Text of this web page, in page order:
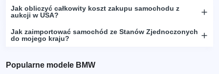
Jak obliczyć całkowity koszt zakupu samochodu z
aukcji w USA?
Jak zaimportować samochód ze Stanów Zjednoczonych
do mojego kraju?
Popularne modele BMW